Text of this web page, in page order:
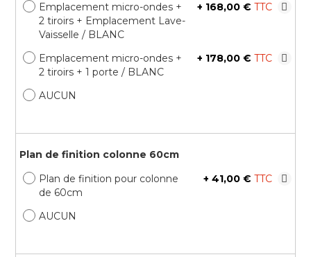
Emplacement micro-ondes +
2 tiroirs + Emplacement Lave-
Vaisselle / BLANC
+ 168,00 €
Emplacement micro-ondes +
2 tiroirs + 1 porte / BLANC
+ 178,00 €
AUCUN
Plan de finition colonne 60cm
Plan de finition pour colonne
de 60cm
+ 41,00 €
AUCUN